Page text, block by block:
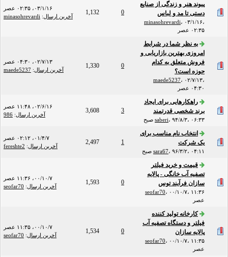
پیوند هنر و زندگی از صنایع
دستی تا مد و لباس
minasohrevardi، ۰۳/۱/۱۶،
۰۲:۳۵ عصر
0
1,132
۰۳/۱/۱۶، ۰۲:۳۵ عصر
آخرین ارسال:
minasohrevardi
به نظر شما در شرایط
امروزی بهترین بازاریابی و
فروش متعلق به کدام
حوزه است؟
maede5237، ۰۲/۷/۱۳،
۰۴:۳۰ عصر
0
1,330
۰۲/۷/۱۳، ۰۴:۳۰ عصر
آخرین ارسال:
maede5237
راهکارهایی برای ایجاد
برند شخصی قدرتمند
saberi، ۹۴/۸/۳، ۰۶:۳۳ صبح
3
3,608
۰۲/۶/۱۶، ۱۱:۴۸ عصر
آخرین ارسال:
986
انتخاب نام مناسب برای
یک شرکت
sara67، ۹۶/۳/۲، ۰۴:۱۱ صبح
1
2,497
۰۱/۴/۷، ۰۲:۱۲ عصر
آخرین ارسال:
fereshte2
قیمت و خرید فیلتر
تصفیه آب خانگی - پالایه
سازان فرآیند توس
seofar70، ۰۰/۱۰/۷، ۱۱:۳۶
عصر
0
1,593
۰۰/۱۰/۷، ۱۱:۳۶ عصر
آخرین ارسال:
seofar70
کارخانه تولید کننده
فیلتر و دستگاه تصفیه آب
پالایه سازان
seofar70، ۰۰/۱۰/۷، ۱۱:۳۵
عصر
0
1,534
۰۰/۱۰/۷، ۱۱:۳۵ عصر
آخرین ارسال:
seofar70